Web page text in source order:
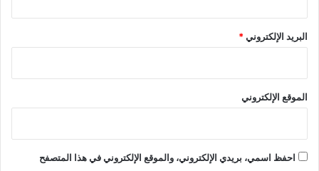
البريد الإلكتروني*
الموقع الإلكتروني
احفظ اسمي، بريدي الإلكتروني، والموقع الإلكتروني في هذا المتصفح